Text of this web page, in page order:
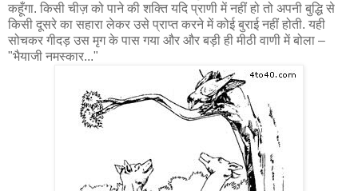
कहूँगा. किसी चीज़ को पाने की शक्ति यदि प्राणी में नहीं हो तो अपनी बुद्धि से
किसी दूसरे का सहारा लेकर उसे प्राप्त करने में कोई बुराई नहीं होती. यही
सोचकर गीदड़ उस मृग के पास गया और और बड़ी ही मीठी वाणी में बोला –
"भैयाजी नमस्कार..."